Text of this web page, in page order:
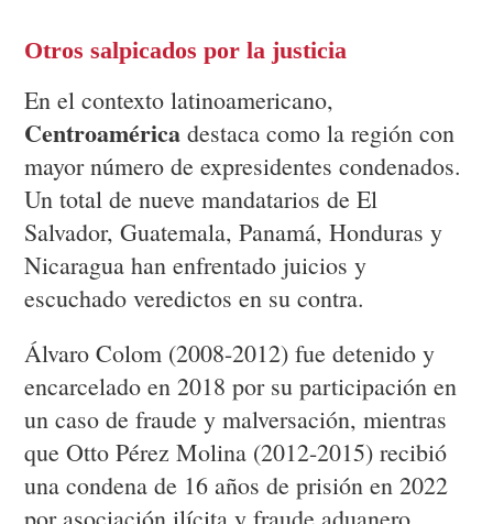
Otros salpicados por la justicia
En el contexto latinoamericano,
Centroamérica destaca como la región con
mayor número de expresidentes condenados.
Un total de nueve mandatarios de El
Salvador, Guatemala, Panamá, Honduras y
Nicaragua han enfrentado juicios y
escuchado veredictos en su contra.
Álvaro Colom (2008-2012) fue detenido y
encarcelado en 2018 por su participación en
un caso de fraude y malversación, mientras
que Otto Pérez Molina (2012-2015) recibió
una condena de 16 años de prisión en 2022